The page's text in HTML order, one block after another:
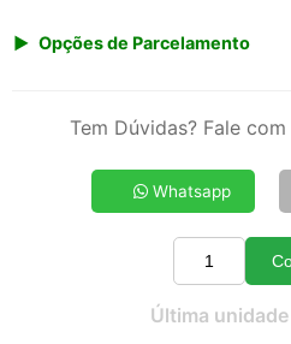
Opções de Parcelamento
2x de R$ 126,79
4x de R$ 64,31
5x de R$ 51,80
Tem Dúvidas? Fale
Whatsapp
Última